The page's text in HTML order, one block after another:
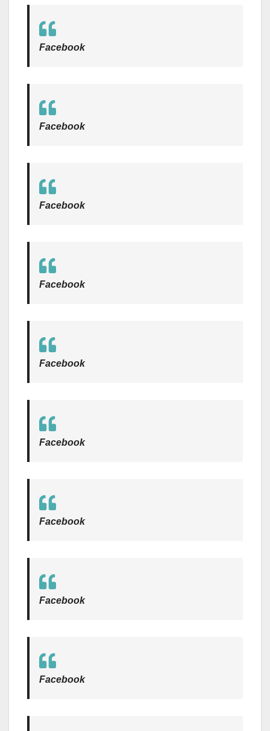
Facebook
Facebook
Facebook
Facebook
Facebook
Facebook
Facebook
Facebook
Facebook